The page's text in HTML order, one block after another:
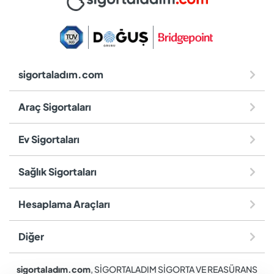
sigortaladım.com
Araç Sigortaları
Ev Sigortaları
Sağlık Sigortaları
Hesaplama Araçları
Diğer
sigortaladım.com, SİGORTALADIM SİGORTA VE REASÜRANS